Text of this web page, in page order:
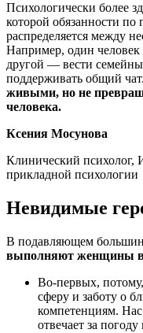
Психологически более
которой обязанности
распределяется между
Например, один человек
другой — вести
поддерживать общий чат.
живыми, но не
человека.
Ксения Мосунова
Клинический психолог,
прикладной психологии
Невидимые
В подавляющем
выполняют женщины в
Во-первых,
сферу и заботу о
компетенциям.
отвечает за